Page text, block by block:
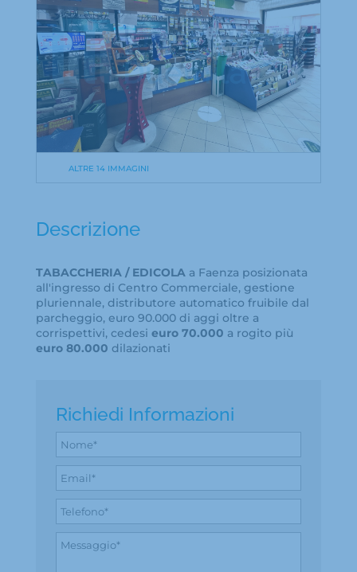
ALTRE 14 IMMAGINI
Descrizione
TABACCHERIA / EDICOLAa Faenza posizionata
all'ingresso di Centro Commerciale, gestione
pluriennale, distributore automatico fruibile dal
parcheggio, euro 90.000 di aggi oltre a
corrispettivi, cedesi euro 70.000 a rogito più
euro 80.000 dilazionati
Richiedi Informazioni